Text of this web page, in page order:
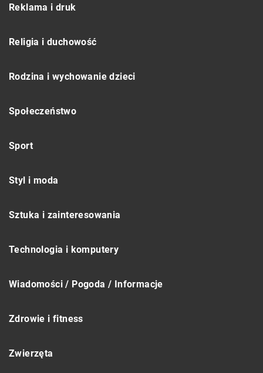
Reklama i druk
Religia i duchowość
Rodzina i wychowanie dzieci
Społeczeństwo
Sport
Styl i moda
Sztuka i zainteresowania
Technologia i komputery
Wiadomości / Pogoda / Informacje
Zdrowie i fitness
Zwierzęta